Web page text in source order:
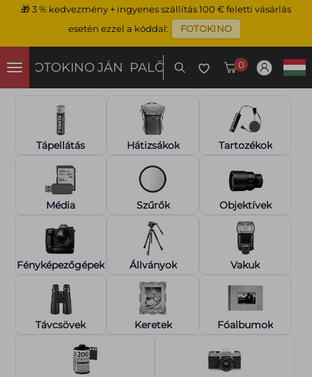
🎁3 % kedvezmény + ingyenes szállítás 100 € feletti vásárlás
esetén ezzel a kóddal:
FOTOKINO
FOTOKINO JÁN PALČO 0
Tápellátás Hátizsákok Tartozékok
Média Szűrők Objektívek
Fényképezőgépek Állványok Vakuk
Távcsövek Keretek Fóalbumok